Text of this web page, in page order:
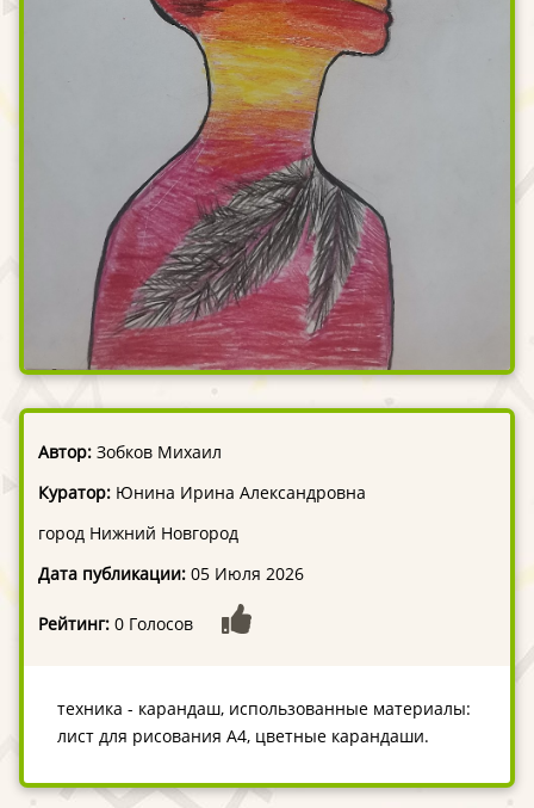
Автор: Зобков Михаил
Куратор: Юнина Ирина Александровна
город Нижний Новгород
Дата публикации: 05 Июля 2026
Рейтинг: 0 Голосов
техника - карандаш, использованные материалы:
лист для рисования А4, цветные карандаши.